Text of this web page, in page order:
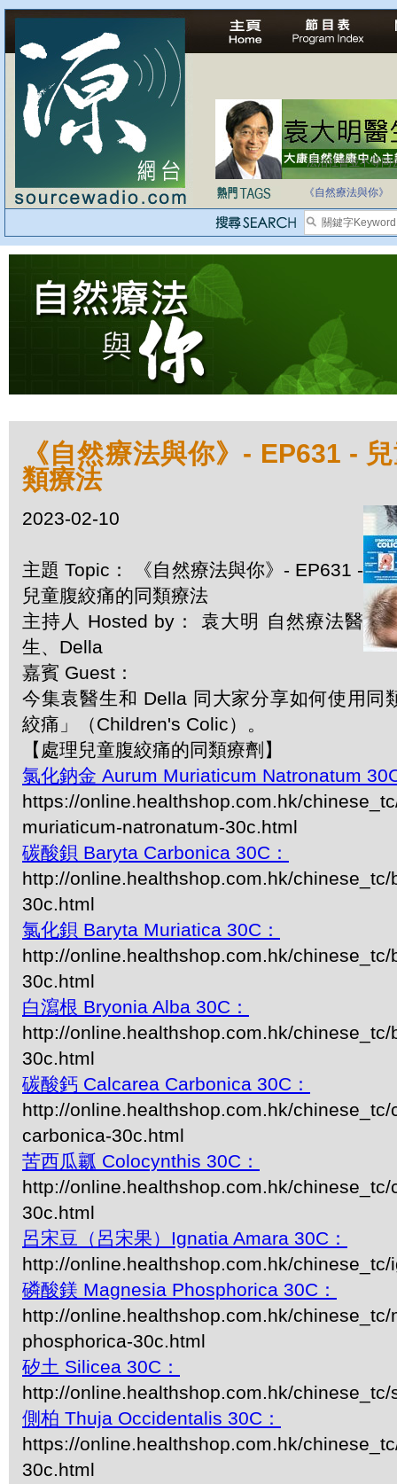
法治社會並不等同
自家教育合法化-
《自然療法與你》
《自然療法與你》- EP631 -
類療法
2023-02-10
主題 Topic： 《自然療法與你》- EP631 -
兒童腹絞痛的同類療法
主持人 Hosted by： 袁大明 自然療法醫
生、Della
嘉賓 Guest：
今集袁醫生和 Della 同大家分享如何使用同
絞痛」（Children's Colic）。
【處理兒童腹絞痛的同類療劑】
氯化鈉金 Aurum Muriaticum Natronatum
https://online.healthshop.com.hk/
muriaticum-natronatum-30c.html
碳酸鋇 Baryta Carbonica 30C：
http://online.healthshop.com.hk/
30c.html
氯化鋇 Baryta Muriatica 30C：
http://online.healthshop.com.hk/
30c.html
白瀉根 Bryonia Alba 30C：
http://online.healthshop.com.hk/chinese_tc/
30c.html
碳酸鈣 Calcarea Carbonica 30C：
http://online.healthshop.com.hk/chinese_tc/
carbonica-30c.html
苦西瓜瓤 Colocynthis 30C：
http://online.healthshop.com.hk/
30c.html
呂宋豆（呂宋果）Ignatia Amara 30C：
http://online.healthshop.com.hk/chinese_tc/
磷酸鎂 Magnesia Phosphorica 30C：
http://online.healthshop.com.hk/chinese_tc/
phosphorica-30c.html
矽土 Silicea 30C：
http://online.healthshop.com.hk/
側柏 Thuja Occidentalis 30C：
https://online.healthshop.com.hk/
30c.html